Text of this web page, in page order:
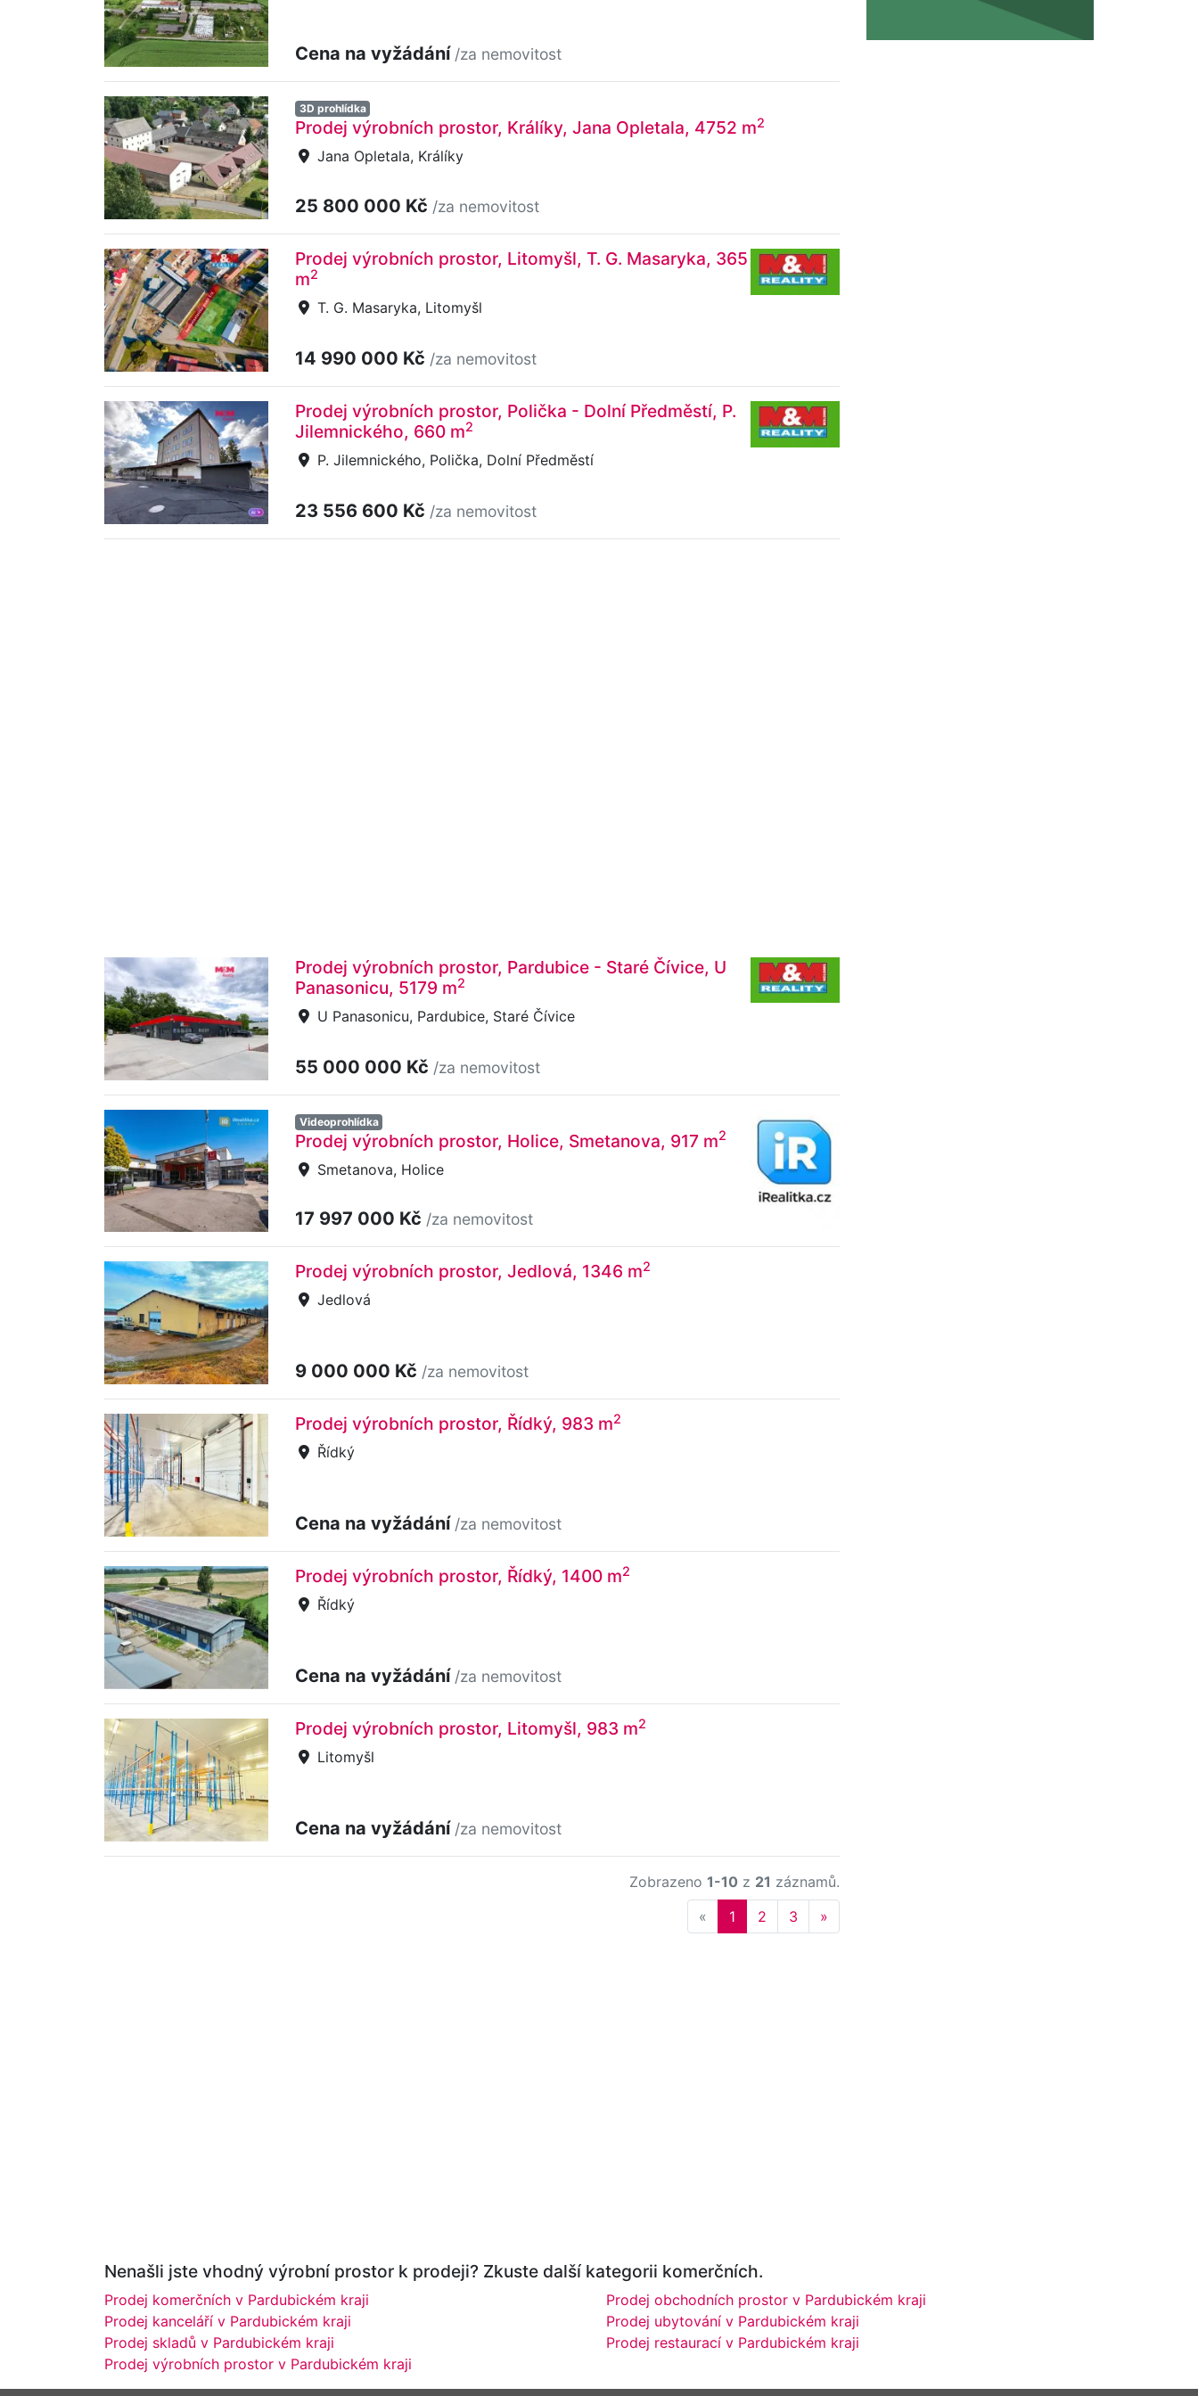
Cena na vyžádání /za nemovitost
3D prohlídka
Prodej výrobních prostor, Králíky, Jana Opletala, 4752 m2
Jana Opletala, Králíky
25 800 000 Kč /za nemovitost
Prodej výrobních prostor, Litomyšl, T. G. Masaryka, 365
m2
T. G. Masaryka, Litomyšl
14 990 000 Kč /za nemovitost
Prodej výrobních prostor, Polička - Dolní Předměstí, P.
Jilemnického, 660 m2
P. Jilemnického, Polička, Dolní Předměstí
23 556 600 Kč /za nemovitost
Prodej výrobních prostor, Pardubice - Staré Čívice, U
Panasonicu, 5179 m2
U Panasonicu, Pardubice, Staré Čívice
55 000 000 Kč /za nemovitost
Videoprohlídka
Prodej výrobních prostor, Holice, Smetanova, 917 m2
Smetanova, Holice
17 997 000 Kč /za nemovitost
Prodej výrobních prostor, Jedlová, 1346 m2
Jedlová
9 000 000 Kč /za nemovitost
Prodej výrobních prostor, Řídký, 983 m2
Řídký
Cena na vyžádání /za nemovitost
Prodej výrobních prostor, Řídký, 1400 m2
Řídký
Cena na vyžádání /za nemovitost
Prodej výrobních prostor, Litomyšl, 983 m2
Litomyšl
Cena na vyžádání /za nemovitost
Zobrazeno 1-10 z 21 záznamů.
« Previous
1 2 3 »
Nenašli jste vhodný výrobní prostor k prodeji? Zkuste další kategorii komerčních.
Prodej komerčních v Pardubickém kraji
Prodej kanceláří v Pardubickém kraji
Prodej skladů v Pardubickém kraji
Prodej výrobních prostor v Pardubickém kraji
Prodej obchodních prostor v Pardubickém kraji
Prodej ubytování v Pardubickém kraji
Prodej restaurací v Pardubickém kraji